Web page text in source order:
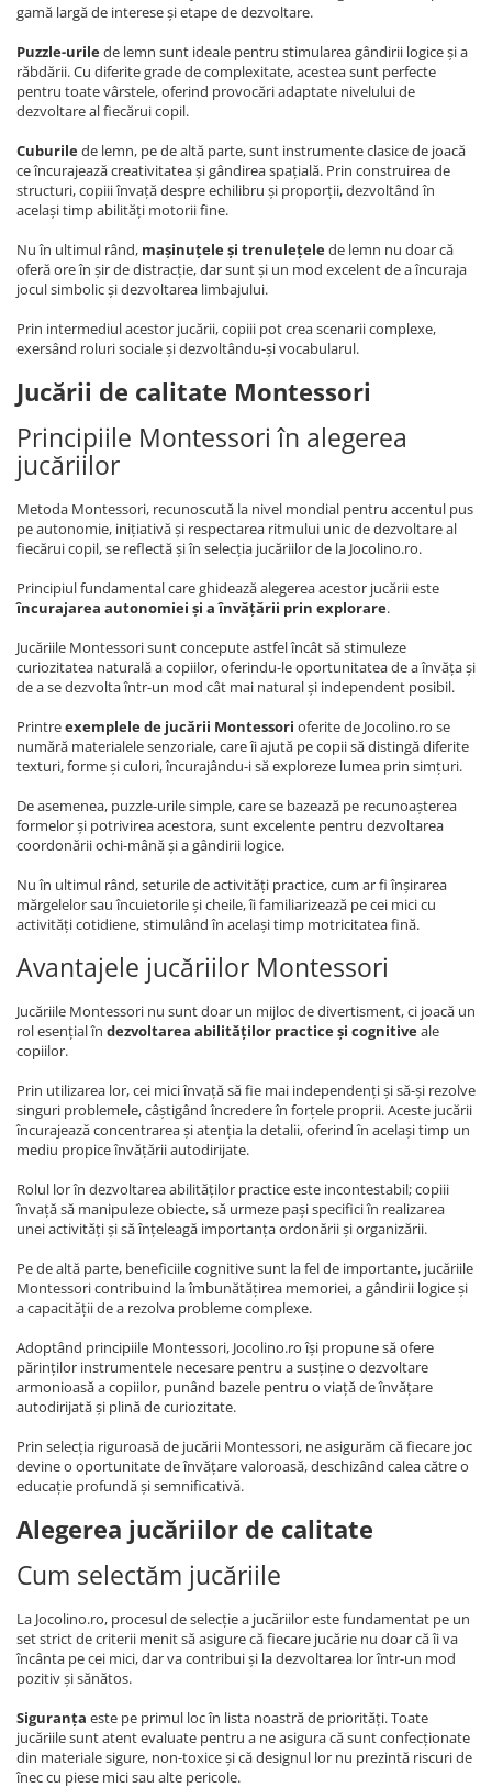
gamă largă de interese și etape de dezvoltare.
Puzzle-urilede lemn sunt ideale pentru stimularea gândirii logice și a
răbdării. Cu diferite grade de complexitate, acestea sunt perfecte
pentru toate vârstele, oferind provocări adaptate nivelului de
dezvoltare al fiecărui copil.
Cuburilede lemn, pe de altă parte, sunt instrumente clasice de joacă
ce încurajează creativitatea și gândirea spațială. Prin construirea de
structuri, copiii învață despre echilibru și proporții, dezvoltând în
același timp abilități motorii fine.
Nu în ultimul rând, mașinuțele și trenulețelede lemn nu doar că
oferă ore în șir de distracție, dar sunt și un mod excelent de a încuraja
jocul simbolic și dezvoltarea limbajului.
Prin intermediul acestor jucării, copiii pot crea scenarii complexe,
exersând roluri sociale și dezvoltându-și vocabularul.
Jucării de calitate Montessori
Principiile Montessori în alegerea
jucăriilor
Metoda Montessori, recunoscută la nivel mondial pentru accentul pus
pe autonomie, inițiativă și respectarea ritmului unic de dezvoltare al
fiecărui copil, se reflectă și în selecția jucăriilor de la Jocolino.ro.
Principiul fundamental care ghidează alegerea acestor jucării este
încurajarea autonomiei și a învățării prin explorare.
Jucăriile Montessori sunt concepute astfel încât să stimuleze
curiozitatea naturală a copiilor, oferindu-le oportunitatea de a învăța și
de a se dezvolta într-un mod cât mai natural și independent posibil.
Printreexemplele de jucării Montessori oferite de Jocolino.ro se
numără materialele senzoriale, care îi ajută pe copii să distingă diferite
texturi, forme și culori, încurajându-i să exploreze lumea prin simțuri.
De asemenea, puzzle-urile simple, care se bazează pe recunoașterea
formelor și potrivirea acestora, sunt excelente pentru dezvoltarea
coordonării ochi-mână și a gândirii logice.
Nu în ultimul rând, seturile de activități practice, cum ar fi înșirarea
mărgelelor sau încuietorile și cheile, îi familiarizează pe cei mici cu
activități cotidiene, stimulând în același timp motricitatea fină.
Avantajele jucăriilor Montessori
Jucăriile Montessori nu sunt doar un mijloc de divertisment, ci joacă un
rol esențial în dezvoltarea abilităților practice și cognitiveale
copiilor.
Prin utilizarea lor, cei mici învață să fie mai independenți și să-și rezolve
singuri problemele, câștigând încredere în forțele proprii. Aceste jucării
încurajează concentrarea și atenția la detalii, oferind în același timp un
mediu propice învățării autodirijate.
Rolul lor în dezvoltarea abilităților practice este incontestabil; copiii
învață să manipuleze obiecte, să urmeze pași specifici în realizarea
unei activități și să înțeleagă importanța ordonării și organizării.
Pe de altă parte, beneficiile cognitive sunt la fel de importante, jucăriile
Montessori contribuind la îmbunătățirea memoriei, a gândirii logice și
a capacității de a rezolva probleme complexe.
Adoptând principiile Montessori, Jocolino.ro își propune să ofere
părinților instrumentele necesare pentru a susține o dezvoltare
armonioasă a copiilor, punând bazele pentru o viață de învățare
autodirijată și plină de curiozitate.
Prin selecția riguroasă de jucării Montessori, ne asigurăm că fiecare joc
devine o oportunitate de învățare valoroasă, deschizând calea către o
educație profundă și semnificativă.
Alegerea jucăriilor de calitate
Cum selectăm jucăriile
La Jocolino.ro, procesul de selecție a jucăriilor este fundamentat pe un
set strict de criterii menit să asigure că fiecare jucărie nu doar că îi va
încânta pe cei mici, dar va contribui și la dezvoltarea lor într-un mod
pozitiv și sănătos.
Siguranța este pe primul loc în lista noastră de priorități. Toate
jucăriile sunt atent evaluate pentru a ne asigura că sunt confecționate
din materiale sigure, non-toxice și că designul lor nu prezintă riscuri de
înec cu piese mici sau alte pericole.